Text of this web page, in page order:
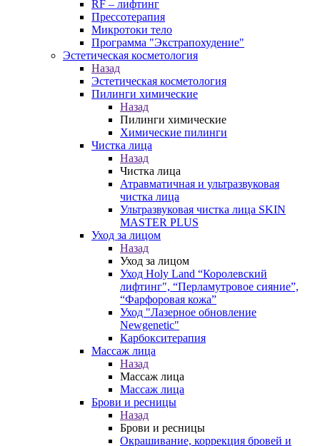
RF – лифтинг
Прессотерапия
Микротоки тело
Программа "Экстрапохудение"
Эстетическая косметология
Назад
Эстетическая косметология
Пилинги химические
Назад
Пилинги химические
Химические пилинги
Чистка лица
Назад
Чистка лица
Атравматичная и ультразвуковая
чистка лица
Ультразвуковая чистка лица SKIN
MASTER PLUS
Уход за лицом
Назад
Уход за лицом
Уход Holy Land “Королевский
лифтинг", “Перламутровое сияние”,
“Фарфоровая кожа”
Уход "Лазерное обновление
Newgenetic"
Карбокситерапия
Массаж лица
Назад
Массаж лица
Массаж лица
Брови и ресницы
Назад
Брови и ресницы
Окрашивание, коррекция бровей и